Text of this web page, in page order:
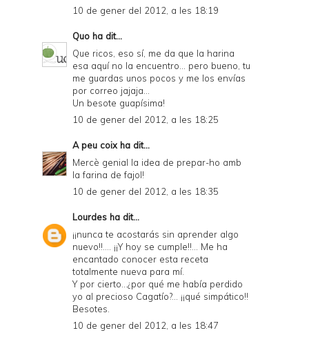
10 de gener del 2012, a les 18:19
Quo ha dit...
Que ricos, eso sí, me da que la harina
esa aquí no la encuentro... pero bueno, tu
me guardas unos pocos y me los envías
por correo jajaja...
Un besote guapísima!
10 de gener del 2012, a les 18:25
A peu coixha dit...
Mercè genial la idea de prepar-ho amb
la farina de fajol!
10 de gener del 2012, a les 18:35
Lourdes ha dit...
¡¡nunca te acostarás sin aprender algo
nuevo!!.... ¡¡Y hoy se cumple!!... Me ha
encantado conocer esta receta
totalmente nueva para mí.
Y por cierto...¿por qué me había perdido
yo al precioso Cagatío?... ¡¡qué simpático!!
Besotes.
10 de gener del 2012, a les 18:47